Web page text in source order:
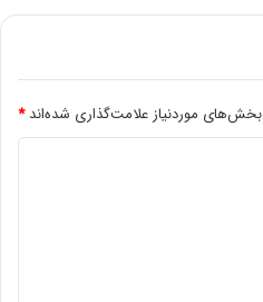
بخش‌های موردنیاز علامت‌گذاری شده‌اند*